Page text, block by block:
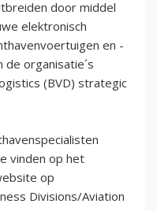
door middel
elektronisch
en -
organisatie´s
(BVD) strategic
vinden op het
op
Divisions/Aviation